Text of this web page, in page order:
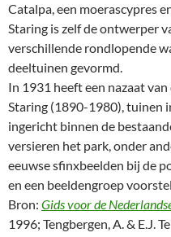
Catalpa, een moerascypres
Staring is zelf de ontwerper
verschillende rondlopende
deeltuinen gevormd.
In 1931 heeft een nazaat
Staring (1890-1980), tuinen
ingericht binnen de
versieren het park, onder
eeuwse sfinxbeelden bij de
en een beeldengroep
Bron: Gids voor de
1996; Tengbergen, A. & E.J.